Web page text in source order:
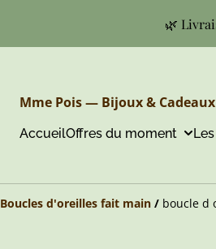
🌿
Mme Pois — Bijoux &
AccueilOffres du moment
Boucles d'oreilles fait main / boucle d